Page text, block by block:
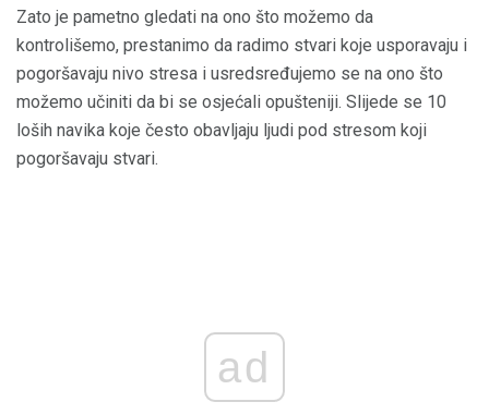
Zato je pametno gledati na ono što možemo da
kontrolišemo, prestanimo da radimo stvari koje usporavaju i
pogoršavaju nivo stresa i usredsređujemo se na ono što
možemo učiniti da bi se osjećali opušteniji. Slijede se 10
loših navika koje često obavljaju ljudi pod stresom koji
pogoršavaju stvari.
ad